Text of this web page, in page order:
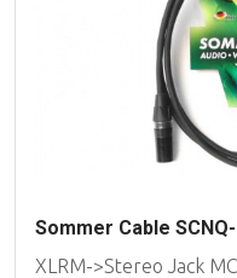
Sommer Cable
XLRM->Stereo Jack